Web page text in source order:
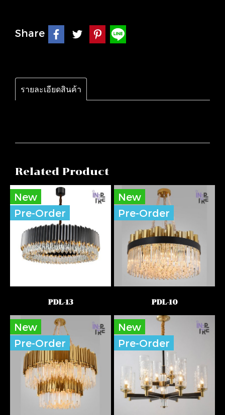
Share
รายละเอียดสินค้า
Related Product
New
Pre-Order
PDL-13
New
Pre-Order
PDL-10
New
Pre-Order
New
Pre-Order